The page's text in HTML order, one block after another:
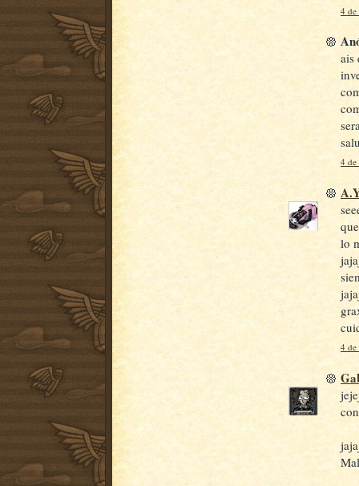
4 de
ais
4 de
lo
4 de